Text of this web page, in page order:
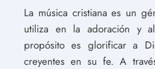
La música cristiana es un
utiliza en la adoración y
propósito es glorificar a
creyentes en su fe. A